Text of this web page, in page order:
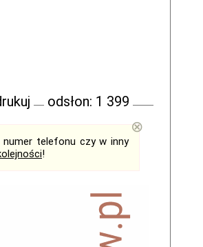
odsłon: 1 399
numer telefonu czy w inny
!
⊗